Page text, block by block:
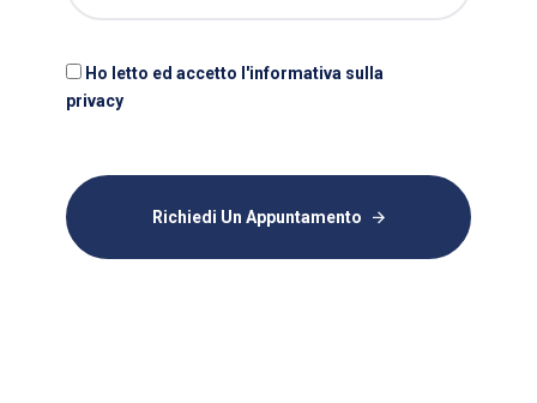
Ho letto ed accetto l'informativa sulla
privacy
Richiedi Un Appuntamento